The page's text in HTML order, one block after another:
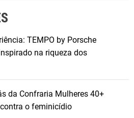
TEMPO by Porsche
na riqueza dos
da Confraria Mulheres 40+
o feminicídio